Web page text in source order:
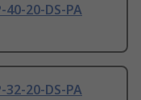
20-DS-PA
20-DS-PA